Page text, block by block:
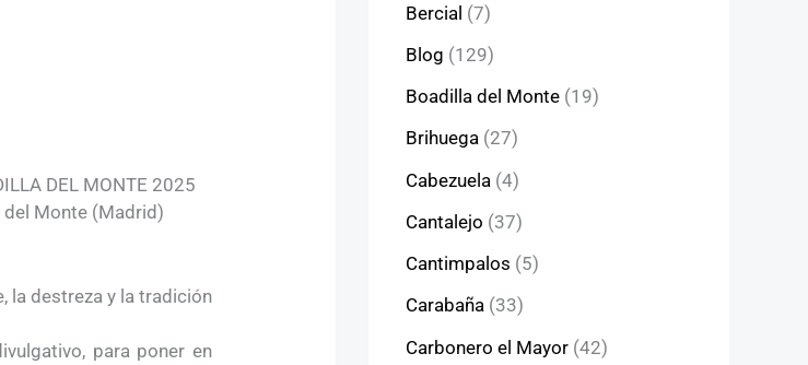
DEL MONTE 2025
del Monte (Madrid)
la destreza y la tradición
para poner en
Bercial (7)
Blog (129)
Boadilla del Monte (19)
Brihuega (27)
Cabezuela (4)
Cantalejo (37)
Cantimpalos (5)
Carabaña (33)
Carbonero el Mayor (42)